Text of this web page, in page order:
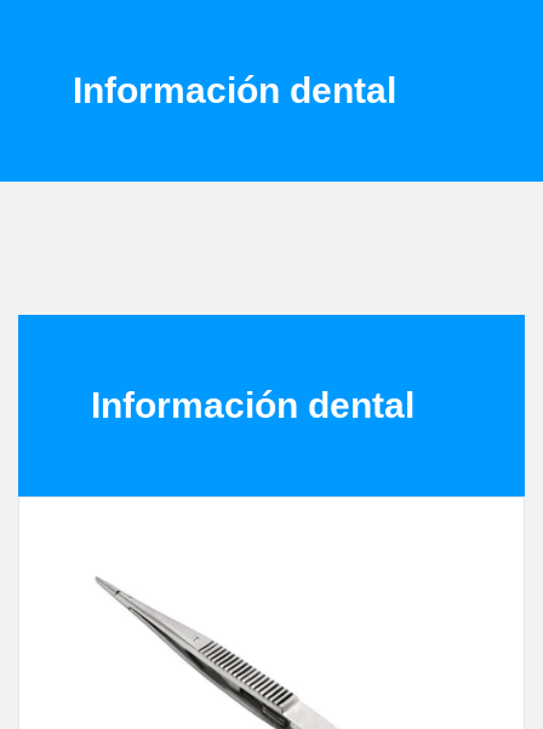
Información dental
Información dental